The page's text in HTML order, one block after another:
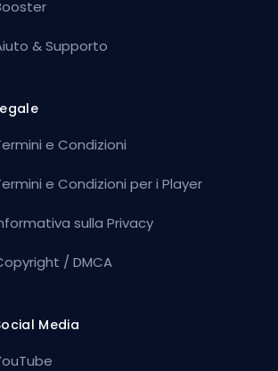
& Supporto
e Condizioni
e Condizioni per i Player
sulla Privacy
/ DMCA
Media